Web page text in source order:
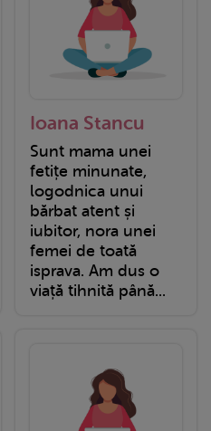
Ioana Stancu
Sunt mama unei
fetițe minunate,
logodnica unui
bărbat atent și
iubitor, nora unei
femei de toată
isprava. Am dus o
viață tihnită până...